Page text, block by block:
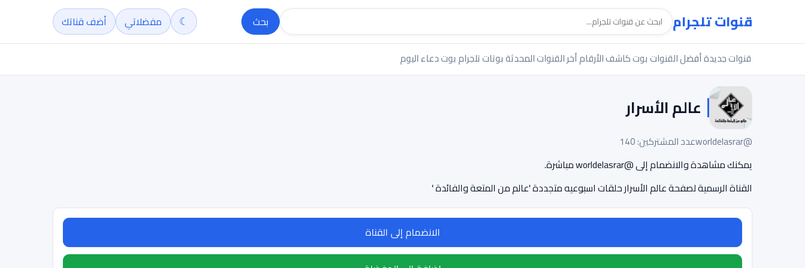
قنوات تلجرام بحث ☾ مفضلاتي أضف قناتك
قنوات جديدةأفضل القنواتبوت كاشف الأرقامأخر القنوات المحدثةبوتات تلجرام بوت دعاء اليوم
عالم الأسرار
@worldelasrar
عدد المشتركين: 140
يمكنك مشاهدة والانضمام إلى @worldelasrar مباشرة.
القناة الرسمية لصفحة عالم الأسرار حلقات اسبوعيه متجددة 'عالم من المتعة والفائدة '
الانضمام إلى القناة